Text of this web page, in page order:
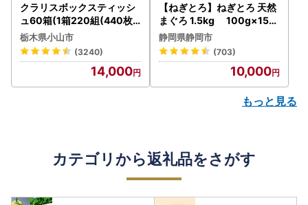
クラリスボックスティッシ
ュ60箱(1箱220組(440枚))
(5個入り×12セット)【配送
不可地域：離島・沖縄県】
【1256759】
栃木県小山市
(3240)
14,000
【ねぎとろ】ねぎとろ 天然
まぐろ 1.5kg 100g×15パ
ック
静岡県静岡市
(703)
10,000
もっと見る
カテゴリから返礼品をさがす